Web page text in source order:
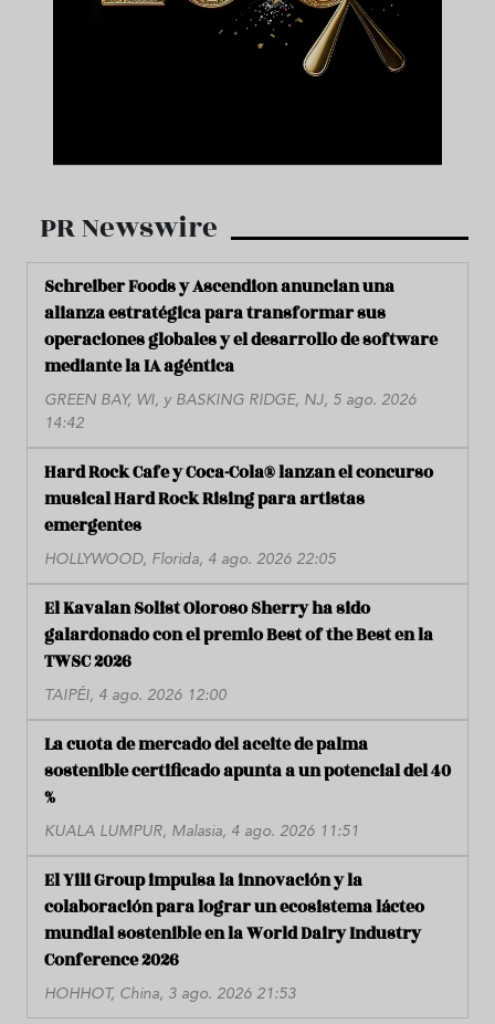
PR Newswire
Schreiber Foods y Ascendion anuncian una
alianza estratégica para transformar sus
operaciones globales y el desarrollo de software
mediante la IA agéntica
GREEN BAY, WI, y BASKING RIDGE, NJ, 5 ago. 2026
14:42
Hard Rock Cafe y Coca-Cola® lanzan el concurso
musical Hard Rock Rising para artistas
emergentes
HOLLYWOOD, Florida, 4 ago. 2026 22:05
El Kavalan Solist Oloroso Sherry ha sido
galardonado con el premio Best of the Best en la
TWSC 2026
TAIPÉI, 4 ago. 2026 12:00
La cuota de mercado del aceite de palma
sostenible certificado apunta a un potencial del 40
%
KUALA LUMPUR, Malasia, 4 ago. 2026 11:51
El Yili Group impulsa la innovación y la
colaboración para lograr un ecosistema lácteo
mundial sostenible en la World Dairy Industry
Conference 2026
HOHHOT, China, 3 ago. 2026 21:53